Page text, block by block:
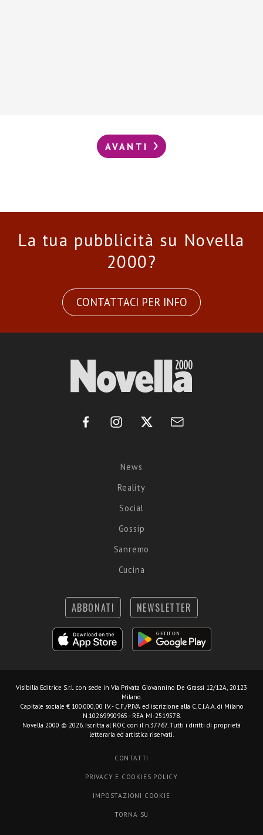
AVANTI
La tua pubblicità su Novella
2000?
CONTATTACI PER INFO
News
Reality
Social
Gossip
Sanremo
Cucina
ABBONATI NEWSLETTER
Visibilia Editrice S.r.l. con sede in Via Privata Giovannino De Grassi 12/12A, 20123
Milano.
Capitale sociale € 100.000,00 I.V. - C.F./P.IVA ed iscrizione alla C.C.I.A.A. di Milano
N.10269990965 - REA MI-2519578.
Novella 2000 © 2026. Iscritta al ROC con il n.37767. Tutti i diritti di proprietà
letteraria ed artistica riservati.
CONTATTI
PRIVACY E COOKIES POLICY
IMPOSTAZIONI COOKIE
TORNA SU